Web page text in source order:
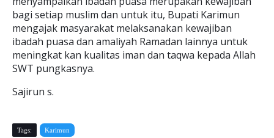
bagi setiap muslim dan untuk itu, Bupati Karimun
mengajak masyarakat melaksanakan kewajiban
ibadah puasa dan amaliyah Ramadan lainnya untuk
meningkat kan kualitas iman dan taqwa kepada Allah
SWT pungkasnya.
Sajirun s.
Tags: Karimun